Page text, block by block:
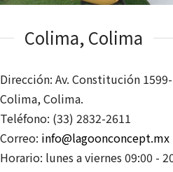
Colima, Colima
Dirección: Av. Constitución
Colima, Colima.
Teléfono: (33) 2832-2611
Correo: info@lagoonconcept.mx
Horario: lunes a viernes 09:00 -